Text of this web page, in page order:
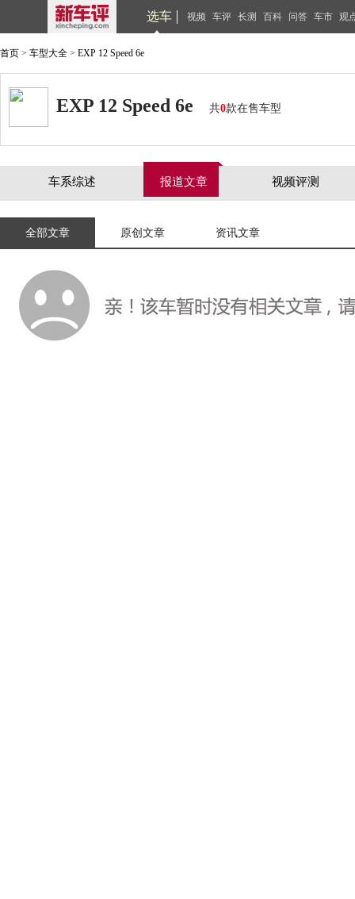
选车 视频 车评 长测 百科 问答 车市 观
首页 > 车型大全 > EXP 12 Speed 6e
EXP 12 Speed 6e 共0款在售车型
车系综述 报道文章 视频评测
全部文章 原创文章 资讯文章